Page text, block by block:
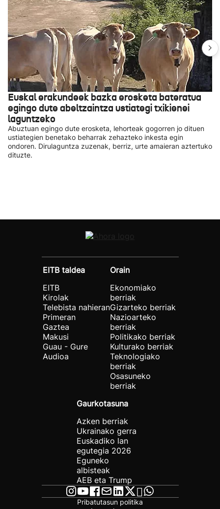
Euskal erakundeek bazka erosketa bateratua
egingo dute abeltzaintza ustiategi txikienei
laguntzeko
Abuztuan egingo dute erosketa, lehorteak gogorren jo dituen
ustiategien benetako beharrak zehazteko inkesta egin
ondoren. Dirulaguntza zuzenak, berriz, urte amaieran aztertuko
dituzte.
EITB taldea
EITB
Kirolak
Telebista nahieran
Primeran
Gaztea
Makusi
Guau - Gure
Audioa
Orain
Ekonomiako
berriak
Gizarteko berriak
Nazioarteko
berriak
Politikako berriak
Kulturako berriak
Teknologiako
berriak
Osasuneko
berriak
Gaurkotasuna
Azken berriak
Ukrainako gerra
Euskadiko lan
egutegia 2026
Eguneko
albisteak
AEB eta Trump
Pribatutasun politika